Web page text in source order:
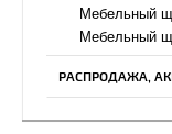
Мебельный
Мебельный
РАСПРОДАЖА,